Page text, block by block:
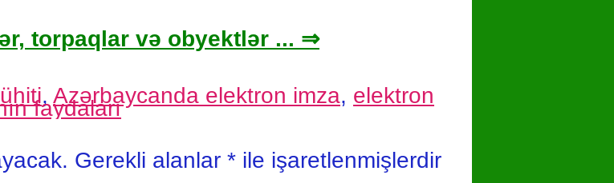
torpaqlar və obyektlər ... ⇒
, Azərbaycanda elektron imza, elektron
faydaları
Gerekli alanlar * ile işaretlenmişlerdir